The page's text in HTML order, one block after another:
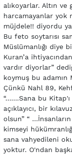
alıkoyarlar. Altın ve
harcamayanlar yok
müjdele!! diyordu
Bu feto soytarısı
Müslümanlığı diye
Kuran’a
vardır diyorlar”
koymuş bu adamın
Çünkü Nahl 89,
“…….Sana bu
açıklayıcı, bir
olsun” “
kimseyi
sana vahyedileni
yoktur. O'ndan